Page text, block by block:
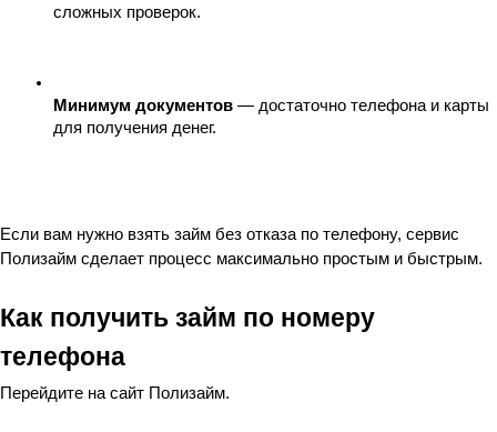
сложных проверок.
Минимум документов — достаточно телефона и карты
для получения денег.
Если вам нужно взять займ без отказа по телефону, сервис
Полизайм сделает процесс максимально простым и быстрым.
Как получить займ по номеру
телефона
Перейдите на сайт Полизайм.